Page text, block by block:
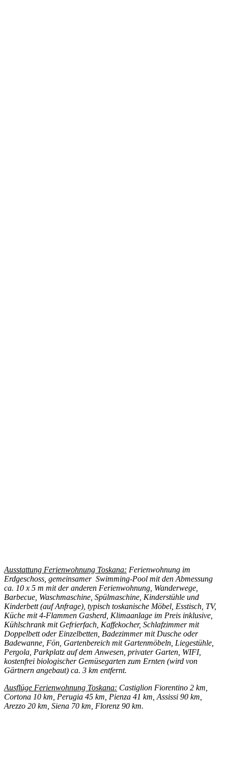
Ausstattung Ferienwohnung Toskana: Ferienwohnung im
Erdgeschoss, gemeinsamer Swimming-Pool mit den Abmessung
ca. 10 x 5 m mit der anderen Ferienwohnung, Wanderwege,
Barbecue, Waschmaschine, Spülmaschine, Kinderstühle und
Kinderbett (auf Anfrage), typisch toskanische Möbel, Esstisch, TV,
Küche mit 4-Flammen Gasherd, Klimaanlage im Preis inklusive,
Kühlschrank mit Gefrierfach, Kaffekocher, Schlafzimmer mit
Doppelbett oder Einzelbetten, Badezimmer mit Dusche oder
Badewanne, Fön, Gartenbereich mit Gartenmöbeln, Liegestühle,
Pergola, Parkplatz auf dem Anwesen, privater Garten, WIFI,
kostenfrei biologischer Gemüsegarten zum Ernten (wird von
Gärtnern angebaut) ca. 3 km entfernt.
Ausflüge Ferienwohnung Toskana: Castiglion Fiorentino 2 km,
Cortona 10 km, Perugia 45 km, Pienza 41 km, Assissi 90 km,
Arezzo 20 km, Siena 70 km, Florenz 90 km.